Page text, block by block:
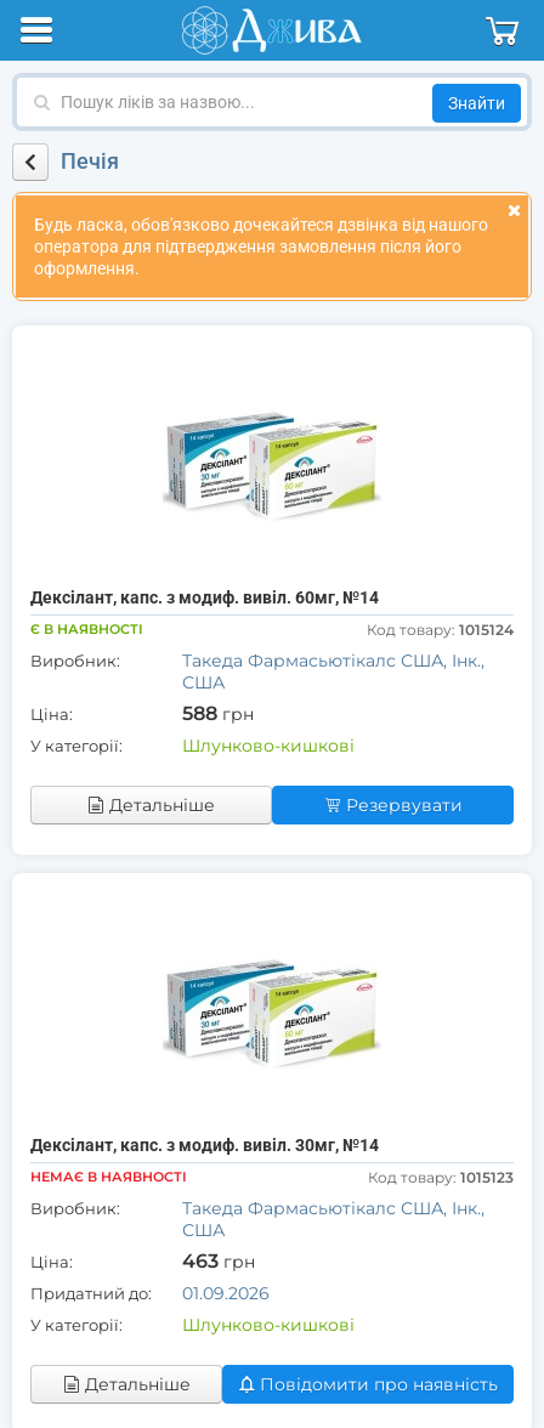
Пошук
за
назвоюПечія
Будь ласка, обов'язково дочекайтеся дзвінка від нашого
оператора для підтвердження замовлення після його
оформлення.
Дексілант, капс. з модиф. вивіл. 60мг, №14
Є В НАЯВНОСТІ Код товару: 1015124
Виробник:
Такеда Фармасьютікалс США, Інк.,
США
Ціна: 588 грн
У категорії: Шлунково-кишкові
Детальніше Резервувати
Дексілант, капс. з модиф. вивіл. 30мг, №14
НЕМАЄ В НАЯВНОСТІ Код товару: 1015123
Виробник:
Такеда Фармасьютікалс США, Інк.,
США
Ціна: 463 грн
Придатний до: 01.09.2026
У категорії: Шлунково-кишкові
Детальніше Повідомити про наявність